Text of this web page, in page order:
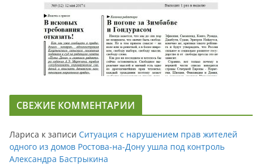
СВЕЖИЕ КОММЕНТАРИИ
Лариса к записи Ситуация с нарушением прав жителей
одного из домов Ростова-на-Дону ушла под контроль
Александра Бастрыкина